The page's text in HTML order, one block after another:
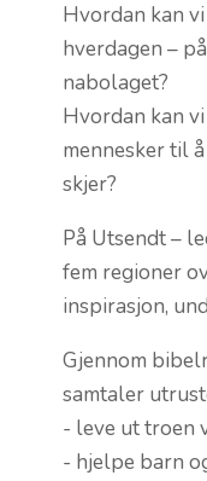
Hvordan kan
hverdagen –
nabolaget?
Hvordan kan
mennesker til
skjer?
På Utsendt –
fem regioner
inspirasjon,
Gjennom
samtaler
- leve ut troen
- hjelpe barn